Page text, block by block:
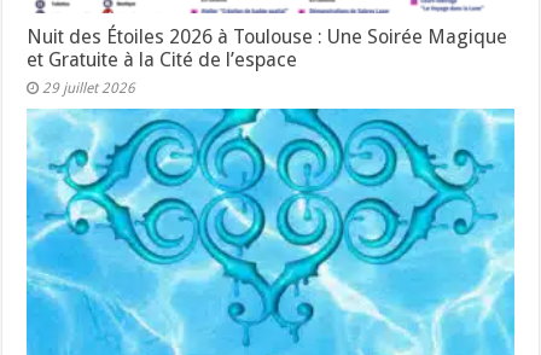
Nuit des Étoiles 2026 à Toulouse : Une Soirée Magique
et Gratuite à la Cité de l’espace
29 juillet 2026